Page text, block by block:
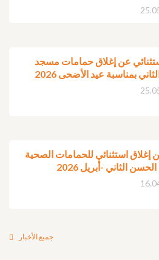
عن إغلاق حمامات مسجد
بمناسبة عيد الأضحى 2026
إغلاق استثنائي للحمامات الصحية
الثاني -أبريل 2026
جميع الأخبار